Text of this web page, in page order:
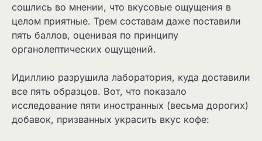
сошлись во мнении, что вкусовые ощущения в
целом приятные. Трем составам даже поставили
пять баллов, оценивая по принципу
органолептических ощущений.
Идиллию разрушила лаборатория, куда доставили
все пять образцов. Вот, что показало
исследование пяти иностранных (весьма дорогих)
добавок, призванных украсить вкус кофе: